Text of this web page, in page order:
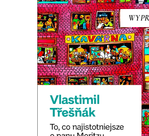
TO, CO
MORITZU